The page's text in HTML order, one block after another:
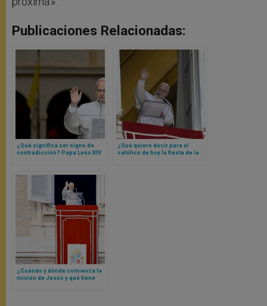
Publicaciones Relacionadas:
¿Qué significa ser signo de
contradicción? Papa León XIV
¿Qué quiere decir para el
católico de hoy la fiesta de la
¿Cuándo y dónde comienza la
misión de Jesús y qué tiene